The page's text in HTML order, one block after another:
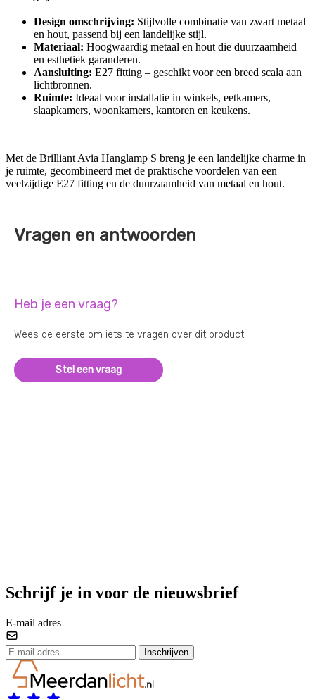
Design omschrijving: Stijlvolle combinatie van zwart metaal
en hout, passend bij een landelijke stijl.
Materiaal: Hoogwaardig metaal en hout die duurzaamheid
en esthetiek garanderen.
Aansluiting: E27 fitting – geschikt voor een breed scala aan
lichtbronnen.
Ruimte: Ideaal voor installatie in winkels, eetkamers,
slaapkamers, woonkamers, kantoren en keukens.
Met de Brilliant Avia Hanglamp S breng je een landelijke charme in
je ruimte, gecombineerd met de praktische voordelen van een
veelzijdige E27 fitting en de duurzaamheid van metaal en hout.
Vragen en antwoorden
Heb je een vraag?
Wees de eerste om iets te vragen over dit product
Stel een vraag
Schrijf je in voor de nieuwsbrief
E-mail adres
Inschrijven